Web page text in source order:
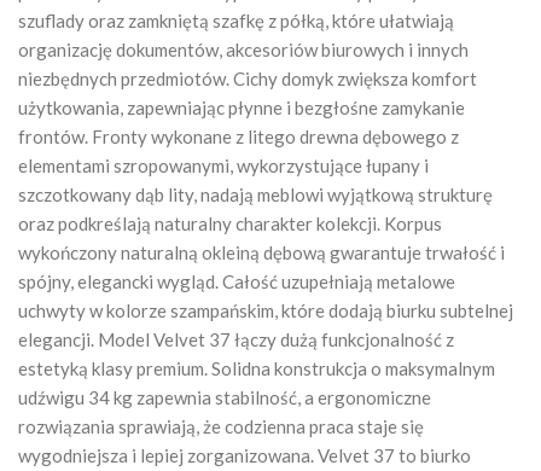
szuflady oraz zamkniętą szafkę z półką, które ułatwiają
organizację dokumentów, akcesoriów biurowych i innych
niezbędnych przedmiotów. Cichy domyk zwiększa komfort
użytkowania, zapewniając płynne i bezgłośne zamykanie
frontów. Fronty wykonane z litego drewna dębowego z
elementami szropowanymi, wykorzystujące łupany i
szczotkowany dąb lity, nadają meblowi wyjątkową strukturę
oraz podkreślają naturalny charakter kolekcji. Korpus
wykończony naturalną okleiną dębową gwarantuje trwałość i
spójny, elegancki wygląd. Całość uzupełniają metalowe
uchwyty w kolorze szampańskim, które dodają biurku subtelnej
elegancji. Model Velvet 37 łączy dużą funkcjonalność z
estetyką klasy premium. Solidna konstrukcja o maksymalnym
udźwigu 34 kg zapewnia stabilność, a ergonomiczne
rozwiązania sprawiają, że codzienna praca staje się
wygodniejsza i lepiej zorganizowana. Velvet 37 to biurko